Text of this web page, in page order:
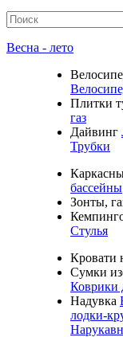
Весна - лето
Плитки
газ
Дайвинг
Трубки
бассейны
Зонты,
Стулья
Кровати
Cумки
Коврики
Надувка
лодки-